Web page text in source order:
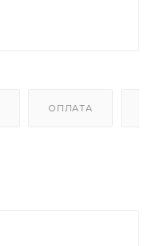
ОПЛАТА